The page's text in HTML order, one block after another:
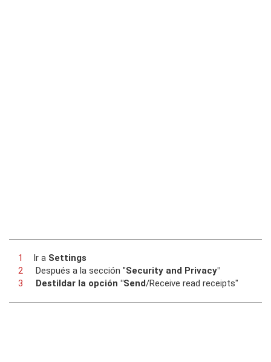
Ir a Settings
Después a la sección "Security and Privacy"
Destildar la opción "Send/Receive read receipts"